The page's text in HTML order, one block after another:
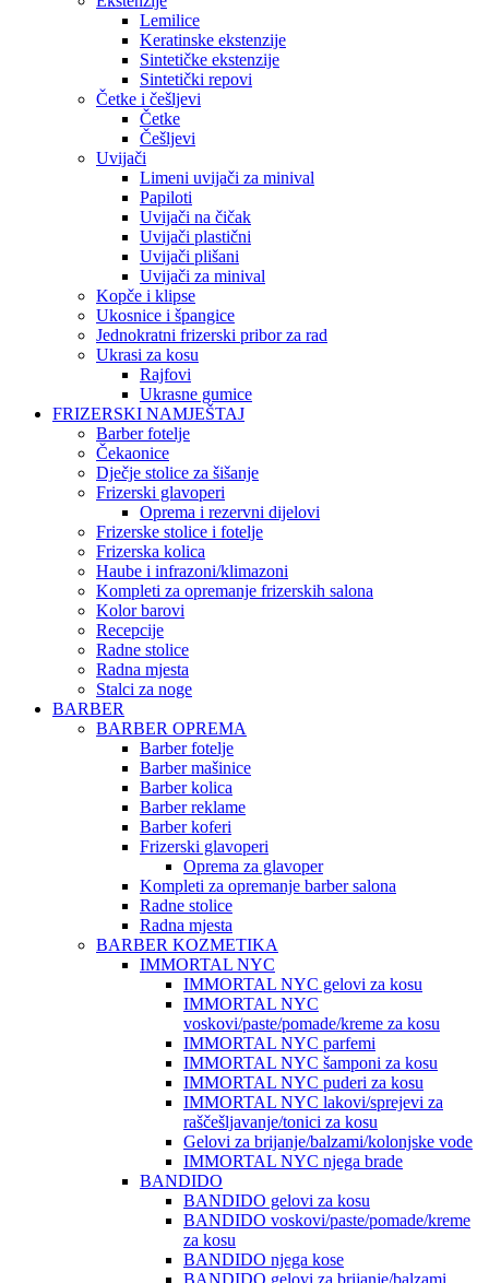
Lemilice
Keratinske ekstenzije
Sintetičke ekstenzije
Sintetički repovi
Četke i češljevi
Četke
Češljevi
Uvijači
Limeni uvijači za minival
Papiloti
Uvijači na čičak
Uvijači plastični
Uvijači plišani
Uvijači za minival
Kopče i klipse
Ukosnice i špangice
Jednokratni frizerski pribor za rad
Ukrasi za kosu
Rajfovi
Ukrasne gumice
FRIZERSKI NAMJEŠTAJ
Barber fotelje
Čekaonice
Dječje stolice za šišanje
Frizerski glavoperi
Oprema i rezervni dijelovi
Frizerske stolice i fotelje
Frizerska kolica
Haube i infrazoni/klimazoni
Kompleti za opremanje frizerskih salona
Kolor barovi
Recepcije
Radne stolice
Radna mjesta
Stalci za noge
BARBER
BARBER OPREMA
Barber fotelje
Barber mašinice
Barber kolica
Barber reklame
Barber koferi
Frizerski glavoperi
Oprema za glavoper
Kompleti za opremanje barber salona
Radne stolice
Radna mjesta
BARBER KOZMETIKA
IMMORTAL NYC
IMMORTAL NYC gelovi za kosu
IMMORTAL NYC
voskovi/paste/pomade/kreme za kosu
IMMORTAL NYC parfemi
IMMORTAL NYC šamponi za kosu
IMMORTAL NYC puderi za kosu
IMMORTAL NYC lakovi/sprejevi za
raščešljavanje/tonici za kosu
Gelovi za brijanje/balzami/kolonjske vode
IMMORTAL NYC njega brade
BANDIDO
BANDIDO gelovi za kosu
BANDIDO voskovi/paste/pomade/kreme
za kosu
BANDIDO njega kose